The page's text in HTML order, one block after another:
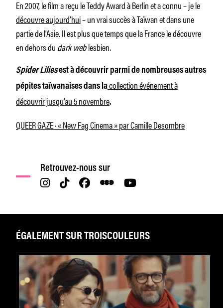
En 2007, le film a reçu le Teddy Award à Berlin et a connu – je le
découvre aujourd’hui– un vrai succès à Taïwan et dans une
partie de l’Asie. Il est plus que temps que la France le découvre
en dehors dudark weblesbien.
Spider Liliesest à découvrir parmi de nombreuses autres
pépites taïwanaises dans lacollection événement à
découvrir jusqu’au 5 novembre.
QUEER GAZE · « New Fag Cinema » par Camille Desombre
Retrouvez-nous sur
ÉGALEMENT SUR TROISCOULEURS